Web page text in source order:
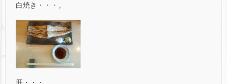
白焼き・・・。